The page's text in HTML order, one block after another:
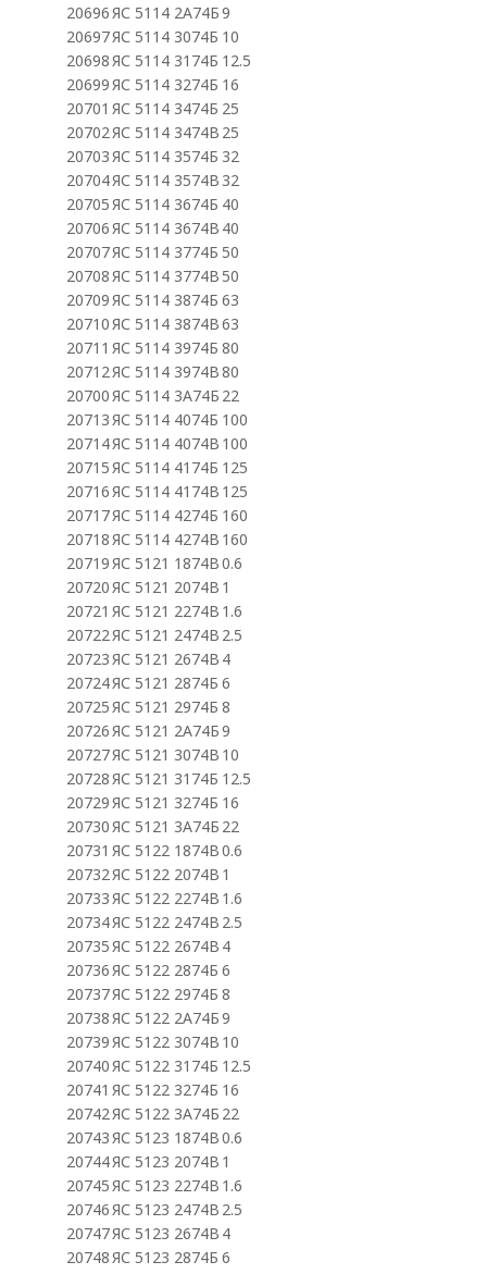
20696ЯС 5114 2А74Б9
20697ЯС 5114 3074Б 10
20698ЯС 5114 3174Б 12.5
20699ЯС 5114 3274Б 16
20701 ЯС 5114 3474Б 25
20702ЯС 5114 3474В 25
20703ЯС 5114 3574Б 32
20704ЯС 5114 3574В32
20705ЯС 5114 3674Б 40
20706ЯС 5114 3674В 40
20707ЯС 5114 3774Б 50
20708ЯС 5114 3774В50
20709ЯС 5114 3874Б 63
20710ЯС 5114 3874В63
20711 ЯС 5114 3974Б 80
20712ЯС 5114 3974В80
20700ЯС 5114 3А74Б 22
20713ЯС 5114 4074Б 100
20714ЯС 5114 4074В 100
20715ЯС 5114 4174Б 125
20716ЯС 5114 4174В 125
20717ЯС 5114 4274Б 160
20718ЯС 5114 4274В 160
20719ЯС 5121 1874В0.6
20720ЯС 5121 2074В 1
20721 ЯС 5121 2274В 1.6
20722ЯС 5121 2474В 2.5
20723ЯС 5121 2674В 4
20724ЯС 5121 2874Б 6
20725ЯС 5121 2974Б 8
20726ЯС 5121 2А74Б9
20727ЯС 5121 3074В 10
20728ЯС 5121 3174Б 12.5
20729ЯС 5121 3274Б 16
20730ЯС 5121 3А74Б 22
20731 ЯС 5122 1874В0.6
20732ЯС 5122 2074В 1
20733ЯС 5122 2274В 1.6
20734ЯС 5122 2474В 2.5
20735ЯС 5122 2674В 4
20736ЯС 5122 2874Б 6
20737ЯС 5122 2974Б 8
20738ЯС 5122 2А74Б9
20739ЯС 5122 3074В 10
20740ЯС 5122 3174Б 12.5
20741 ЯС 5122 3274Б 16
20742ЯС 5122 3А74Б 22
20743ЯС 5123 1874В0.6
20744ЯС 5123 2074В 1
20745ЯС 5123 2274В 1.6
20746ЯС 5123 2474В 2.5
20747ЯС 5123 2674В 4
20748ЯС 5123 2874Б 6